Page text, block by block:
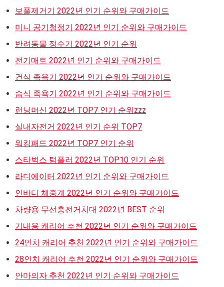
보풀제거기 2022년 인기 순위와 구매가이드
미니 공기청정기 2022년 인기 순위와 구매가이드
반려동물 정수기 2022년 인기 순위
전기매트 2022년 인기 순위와 구매가이드
건식 족욕기 2022년 인기 순위와 구매가이드
습식 족욕기 2022년 인기 순위와 구매가이드
런닝머신 2022년 TOP7 인기 순위zzz
실내자전거 2022년 인기 순위 TOP7
워킹패드 2022년 TOP7 인기 순위
스타벅스 텀플러 2022년 TOP10 인기 순위
라디에이터 2022년 인기 순위와 구매가이드
인바디 체중계 2022년 인기 순위와 구매가이드
차량용 무선충전거치대 2022년 BEST 순위
기내용 캐리어 추천 2022년 인기 순위와 구매가이드
24인치 캐리어 추천 2022년 인기 순위와 구매가이드
28인치 캐리어 추천 2022년 인기 순위와 구매가이드
안마의자 추천 2022년 인기 순위와 구매가이드